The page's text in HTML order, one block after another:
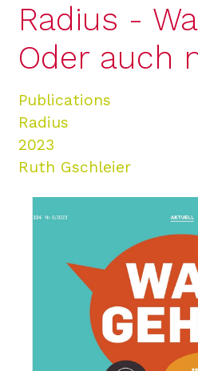
Radius -
Oder auch
Publications
Radius
2023
Ruth Gschleier